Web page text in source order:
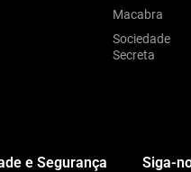
Macabra
Sociedade
Secreta
e Segurança Siga-